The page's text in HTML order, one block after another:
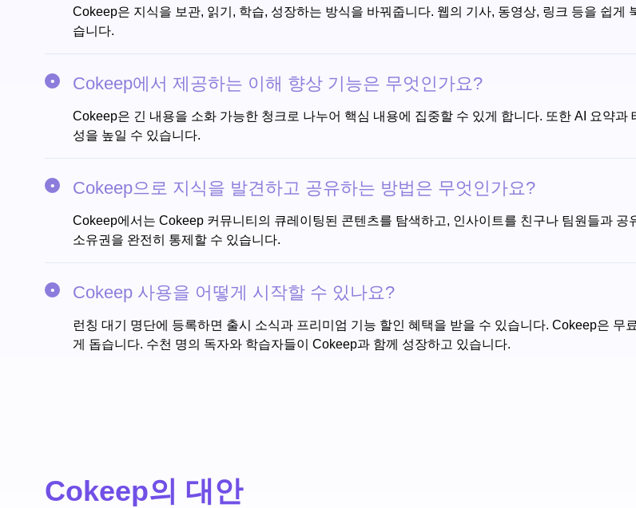
Cokeep은 지식을 보관, 읽기, 학습, 성장하는 방식을 바꿔줍니다. 웹의 기사, 동영상, 링크 등을 쉽
습니다.
Cokeep에서 제공하는 이해 향상 기능은 무엇인가요?
Cokeep은 긴 내용을 소화 가능한 청크로 나누어 핵심 내용에 집중할 수 있게 합니다. 또한 AI 요약
성을 높일 수 있습니다.
Cokeep으로 지식을 발견하고 공유하는 방법은 무엇인가요?
Cokeep에서는 Cokeep 커뮤니티의 큐레이팅된 콘텐츠를 탐색하고, 인사이트를 친구나 팀원들과
소유권을 완전히 통제할 수 있습니다.
Cokeep 사용을 어떻게 시작할 수 있나요?
런칭 대기 명단에 등록하면 출시 소식과 프리미엄 기능 할인 혜택을 받을 수 있습니다. Cokeep은
게 돕습니다. 수천 명의 독자와 학습자들이 Cokeep과 함께 성장하고 있습니다.
Cokeep의 대안